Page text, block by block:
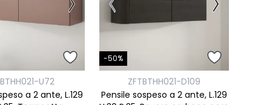
U72
a 2 ante, L.129
-50%
ZFTBTHH021-D109
Pensile sospeso a 2 ante, L.129